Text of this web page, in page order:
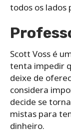
todos os lados
Scott Voss é
tenta impedir
deixe de
considera
decide se
mistas para
dinheiro.